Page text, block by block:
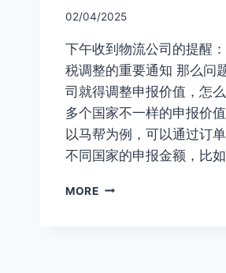
02/04/2025
下午收到物流公司的提醒
税调整的重要通知 那么问
司就得调整申报价值，怎
多个国家不一样的申报价
以马帮为例，可以通过订
不同国家的申报金额，比
MORE美